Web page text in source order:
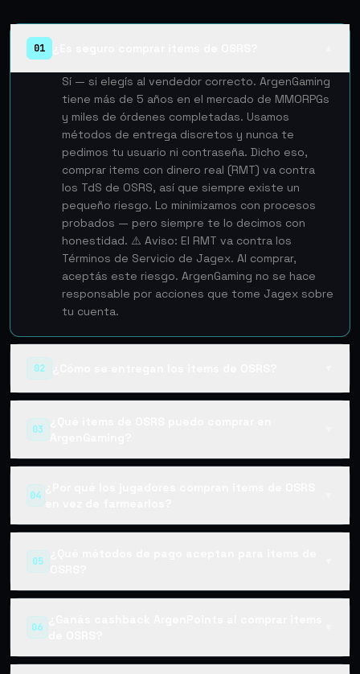
01
Sí — si elegís al vendedor correcto. ArgenGaming
tiene más de 5 años en el mercado de MMORPGs
y miles de órdenes completadas. Usamos
métodos de entrega discretos y nunca te
pedimos tu usuario ni contraseña. Dicho eso,
comprar items con dinero real (RMT) va contra
los TdS de OSRS, así que siempre existe un
pequeño riesgo. Lo minimizamos con procesos
probados — pero siempre te lo decimos con
honestidad. ⚠️ Aviso: El RMT va contra los
Términos de Servicio de Jagex. Al comprar,
aceptás este riesgo. ArgenGaming no se hace
responsable por acciones que tome Jagex sobre
tu cuenta.
02
03
¿Qué items de OSRS puedo comprar en
ArgenGaming?
04
¿Por qué los jugadores compran items de OSRS
en vez de farmearlos?
05
¿Qué métodos de pago aceptan para items de
OSRS?
06
¿Ganás cashback ArgenPoints al comprar items
de OSRS?